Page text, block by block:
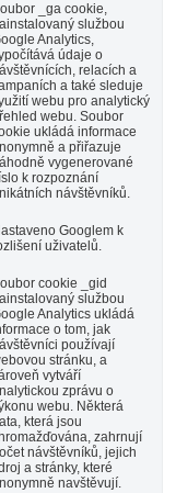
_ga cookie,
službou
Analytics,
údaje o
relacích a
a také sleduje
webu pro analytický
webu. Soubor
ukládá informace
a přiřazuje
vygenerované
k rozpoznání
návštěvníků.
Googlem k
uživatelů.
cookie _gid
službou
Analytics ukládá
o tom, jak
používají
stránku, a
vytváří
zprávu o
webu. Některá
která jsou
zahrnují
návštěvníků, jejich
a stránky, které
navštěvují.